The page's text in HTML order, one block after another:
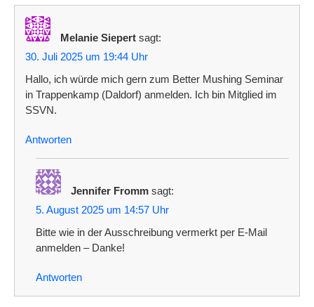
t
a
l
t
u
g
N
Melanie Siepert sagt:
30. Juli 2025 um 19:44 Uhr
Hallo, ich würde mich gern zum Better Mushing Seminar
in Trappenkamp (Daldorf) anmelden. Ich bin Mitglied im
SSVN.
Antworten
Jennifer Fromm sagt:
5. August 2025 um 14:57 Uhr
Bitte wie in der Ausschreibung vermerkt per E-Mail
anmelden – Danke!
Antworten